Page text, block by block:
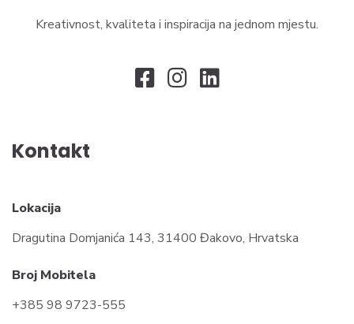
Kreativnost, kvaliteta i inspiracija na jednom mjestu.
Kontakt
Lokacija
Dragutina Domjanića 143, 31400 Đakovo, Hrvatska
Broj Mobitela
+385 98 9723-555